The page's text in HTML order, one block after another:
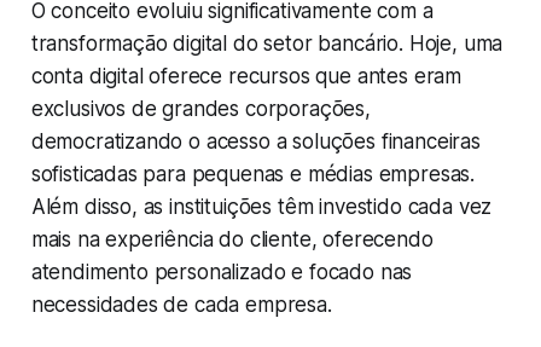
O conceito evoluiu significativamente com a
transformação digital do setor bancário. Hoje, uma
conta digital oferece recursos que antes eram
exclusivos de grandes corporações,
democratizando o acesso a soluções financeiras
sofisticadas para pequenas e médias empresas.
Além disso, as instituições têm investido cada vez
mais na experiência do cliente, oferecendo
atendimento personalizado e focado nas
necessidades de cada empresa.